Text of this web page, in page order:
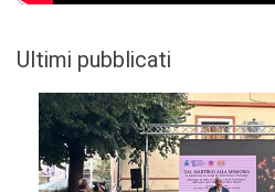
Ultimi pubblicati